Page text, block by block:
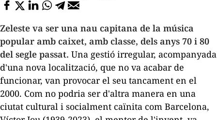
Zeleste va ser una nau capitana de la música
popular amb caixet, amb classe, dels anys 70 i 80
del segle passat. Una gestió irregular, acompanyada
d'una nova localització, que no va acabar de
funcionar, van provocar el seu tancament en el
2000. Com no podria ser d'altra manera en una
ciutat cultural i socialment caïnita com Barcelona,